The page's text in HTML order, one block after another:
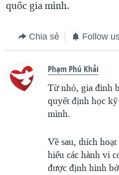
quốc gia mình.
Chia sẻ Follow
Phạm Phú Khải
Từ nhỏ, gia đình
quyết định học
mình.
Về sau, thích
hiểu các hành vi
được định hình